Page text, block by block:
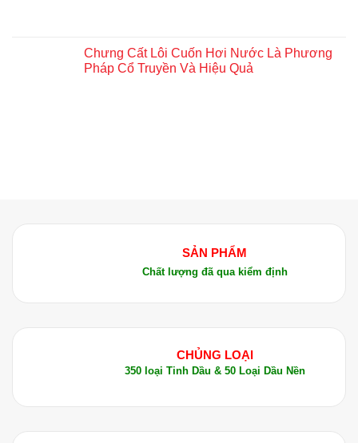
Chưng Cất Lôi Cuốn Hơi Nước Là Phương
Pháp Cổ Truyền Và Hiệu Quả
SẢN PHẨM
Chất lượng đã qua kiểm định
CHỦNG LOẠI
350 loại Tinh Dầu & 50 Loại Dầu Nền